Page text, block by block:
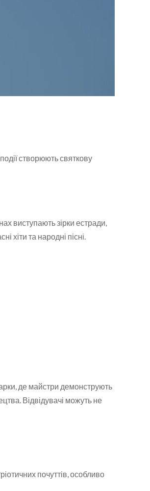
створюють святкову
виступають зірки естради,
хіти та народні пісні.
де майстри демонструють
Відвідувачі можуть не
почуттів, особливо